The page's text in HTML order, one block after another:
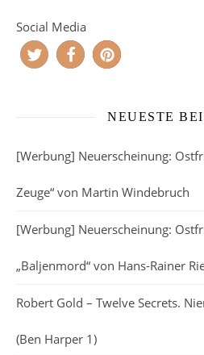
Social Media
NEUESTE
[Werbung] Neuerscheinung:
Zeuge“ von Martin Windebruch
[Werbung] Neuerscheinung:
„Baljenmord“ von Hans-Rainer
Robert Gold – Twelve Secrets.
(Ben Harper 1)